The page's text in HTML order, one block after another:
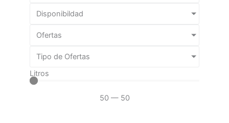
Disponibildad
Ofertas
Tipo de Ofertas
Litros
50 — 50